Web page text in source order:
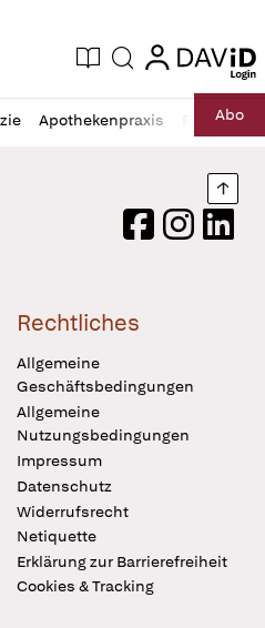
Zeitung
Aktuelle Ausgabe
Suche login
login
Apothekenpraxis RechtAbo
Logo
FacebookInstagram
Rechtliches
Allgemeine
Geschäftsbedingungen
Allgemeine
Nutzungsbedingungen
Impressum
Datenschutz
Widerrufsrecht
Netiquette
Erklärung zur Barrierefreiheit
Cookies & Tracking